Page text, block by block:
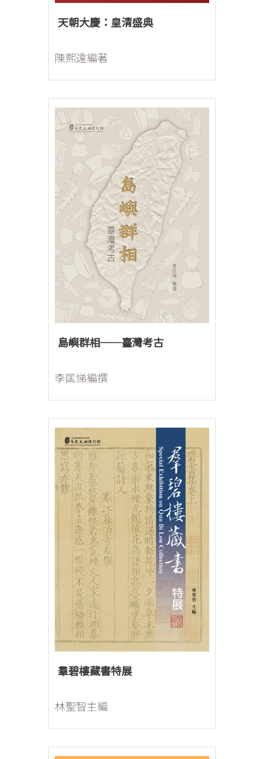
天朝大慶：皇清盛典
陳熙遠編著
島嶼群相──臺灣考古
李匡悌編撰
羣碧樓藏書特展
林聖智主編